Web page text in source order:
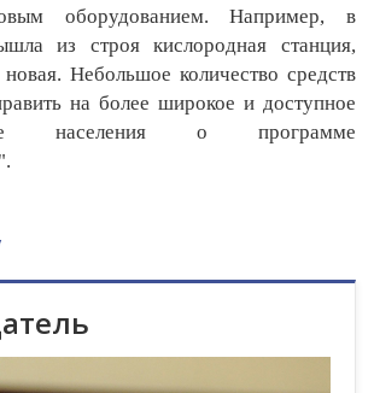
оборудованием. Например, в
из строя кислородная станция,
новая. Небольшое количество средств
на более широкое и доступное
населения о программе